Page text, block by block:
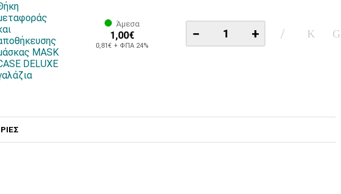
MASK
DELUXE
Άμεσα
1,00€
0,81€ + ΦΠΑ 24%
− +